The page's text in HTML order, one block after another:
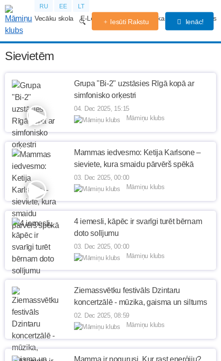
RU EE LT
Vecāku skola E-Lekcijas Grūtniecības kalendārs Forums
Iesūti Rakstu Ienāc!
Sievietēm
Grupa "Bi‑2" uzstāsies Rīgā kopā ar
simfonisko orķestri
04. Dec 2025, 15:15
Māmiņu klubs
Mammas iedvesmo: Ketija Karlsone –
sieviete, kura smaidu pārvērš spēkā
03. Dec 2025, 00:00
Māmiņu klubs
4 iemesli, kāpēc ir svarīgi turēt bērnam
doto solījumu
03. Dec 2025, 00:00
Māmiņu klubs
Ziemassvētku festivāls Dzintaru
koncertzālē - mūzika, gaisma un siltums
02. Dec 2025, 08:59
Māmiņu klubs
Mamma ir nogurusi. Kur rast enerģiju?